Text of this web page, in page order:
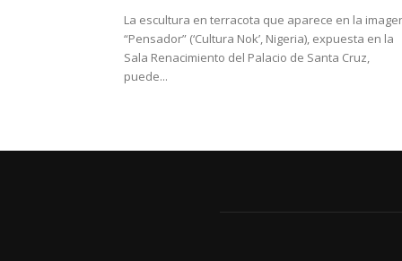
La escultura en terracota que aparece en la
“Pensador” (‘Cultura Nok’, Nigeria), expuesta en la
Sala Renacimiento del Palacio de Santa Cruz,
puede...